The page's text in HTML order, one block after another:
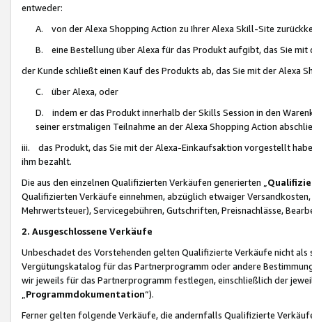
entweder:
A. von der Alexa Shopping Action zu Ihrer Alexa Skill-Site
B. eine Bestellung über Alexa für das Produkt aufgibt, das Sie mit
der Kunde schließt einen Kauf des Produkts ab, das Sie mit der Alexa
C. über Alexa, oder
D. indem er das Produkt innerhalb der Skills Session in den
seiner erstmaligen Teilnahme an der Alexa Shopping Action
iii. das Produkt, das Sie mit der Alexa-Einkaufsaktion vorgestellt
ihm bezahlt.
Die aus den einzelnen Qualifizierten Verkäufen generierten „
Qualifizierten Verkäufe einnehmen, abzüglich etwaiger
Mehrwertsteuer), Servicegebühren, Gutschriften, Preisnachlässe,
2. Ausgeschlossene Verkäufe
Unbeschadet des Vorstehenden gelten Qualifizierte Verkäufe nicht
Vergütungskatalog für das Partnerprogramm oder andere
wir jeweils für das Partnerprogramm festlegen, einschließlich der
Programmdokumentation“).
Ferner gelten folgende Verkäufe, die andernfalls Qualifizierte